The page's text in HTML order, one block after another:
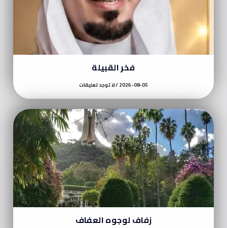
فخر القبيلة
2026-08-05 لا توجد تعليقات
زفاف لوجوه العفاف